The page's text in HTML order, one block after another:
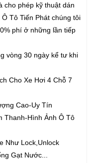
cho phép kỹ thuật dán
Tô Tiến Phát chúng tôi
phí ở những lần tiếp
vòng 30 ngày kể tư khi
Cho Xe Hơi 4 Chỗ 7
Cao-Uy Tín
Thanh-Hình Ảnh Ô Tô
Như Lock,Unlock
Gạt Nước...